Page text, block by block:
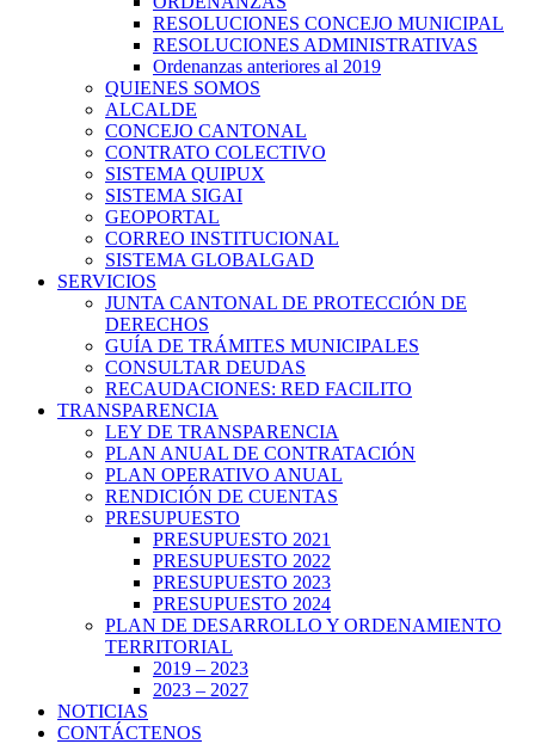
RESOLUCIONES CONCEJO MUNICIPAL
RESOLUCIONES ADMINISTRATIVAS
Ordenanzas anteriores al 2019
QUIENES SOMOS
ALCALDE
CONCEJO CANTONAL
CONTRATO COLECTIVO
SISTEMA QUIPUX
SISTEMA SIGAI
GEOPORTAL
CORREO INSTITUCIONAL
SISTEMA GLOBALGAD
SERVICIOS
JUNTA CANTONAL DE PROTECCIÓN DE
DERECHOS
GUÍA DE TRÁMITES MUNICIPALES
CONSULTAR DEUDAS
RECAUDACIONES: RED FACILITO
TRANSPARENCIA
LEY DE TRANSPARENCIA
PLAN ANUAL DE CONTRATACIÓN
PLAN OPERATIVO ANUAL
RENDICIÓN DE CUENTAS
PRESUPUESTO
PRESUPUESTO 2021
PRESUPUESTO 2022
PRESUPUESTO 2023
PRESUPUESTO 2024
PLAN DE DESARROLLO Y ORDENAMIENTO
TERRITORIAL
2019 – 2023
2023 – 2027
NOTICIAS
CONTÁCTENOS